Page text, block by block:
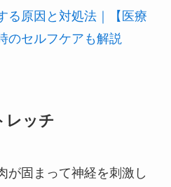
る原因と対処法｜【医療
のセルフケアも解説
レッチ
が固まって神経を刺激し